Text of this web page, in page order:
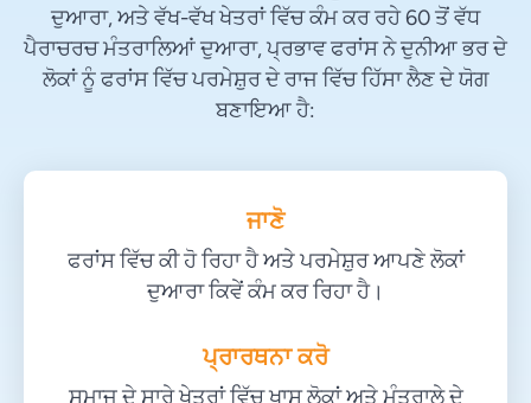
ਦੁਆਰਾ, ਅਤੇ ਵੱਖ-ਵੱਖ ਖੇਤਰਾਂ ਵਿੱਚ ਕੰਮ ਕਰ ਰਹੇ 60 ਤੋਂ ਵੱਧ
ਪੈਰਾਚਰਚ ਮੰਤਰਾਲਿਆਂ ਦੁਆਰਾ, ਪ੍ਰਭਾਵ ਫਰਾਂਸ ਨੇ ਦੁਨੀਆ ਭਰ ਦੇ
ਲੋਕਾਂ ਨੂੰ ਫਰਾਂਸ ਵਿੱਚ ਪਰਮੇਸ਼ੁਰ ਦੇ ਰਾਜ ਵਿੱਚ ਹਿੱਸਾ ਲੈਣ ਦੇ ਯੋਗ
ਬਣਾਇਆ ਹੈ:
ਜਾਣੋ
ਫਰਾਂਸ ਵਿੱਚ ਕੀ ਹੋ ਰਿਹਾ ਹੈ ਅਤੇ ਪਰਮੇਸ਼ੁਰ ਆਪਣੇ ਲੋਕਾਂ
ਦੁਆਰਾ ਕਿਵੇਂ ਕੰਮ ਕਰ ਰਿਹਾ ਹੈ।
ਪ੍ਰਾਰਥਨਾ ਕਰੋ
ਸਮਾਜ ਦੇ ਸਾਰੇ ਖੇਤਰਾਂ ਵਿੱਚ ਖਾਸ ਲੋਕਾਂ ਅਤੇ ਮੰਤਰਾਲੇ ਦੇ